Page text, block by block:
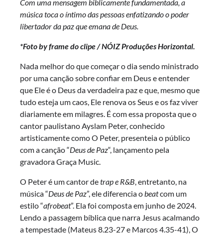
Com uma mensagem biblicamente fundamentada, a
música toca o íntimo das pessoas enfatizando o poder
libertador da paz que emana de Deus.
*Foto by frame do clipe / NÓIZ Produções Horizontal.
Nada melhor do que começar o dia sendo ministrado
por uma canção sobre confiar em Deus e entender
que Ele é o Deus da verdadeira paz e que, mesmo que
tudo esteja um caos, Ele renova os Seus e os faz viver
diariamente em milagres. É com essa proposta que o
cantor paulistano Ayslam Peter, conhecido
artisticamente como O Peter, presenteia o público
com a canção “Deus de Paz“, lançamento pela
gravadora Graça Music.
O Peter é um cantor detrap e R&B, entretanto, na
música “Deus de Paz”, ele diferencia obeatcom um
estilo “afrobeat”. Ela foi composta em junho de 2024.
Lendo a passagem bíblica que narra Jesus acalmando
a tempestade (Mateus 8.23-27 e Marcos 4.35-41), O